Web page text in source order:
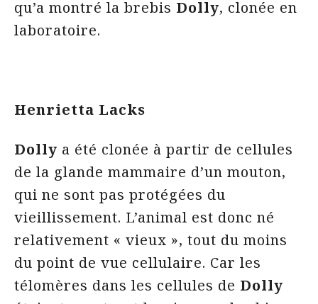
qu’a montré la brebis Dolly, clonée en
laboratoire.
Henrietta Lacks
Dolly a été clonée à partir de cellules
de la glande mammaire d’un mouton,
qui ne sont pas protégées du
vieillissement. L’animal est donc né
relativement « vieux », tout du moins
du point de vue cellulaire. Car les
télomères dans les cellules de Dolly